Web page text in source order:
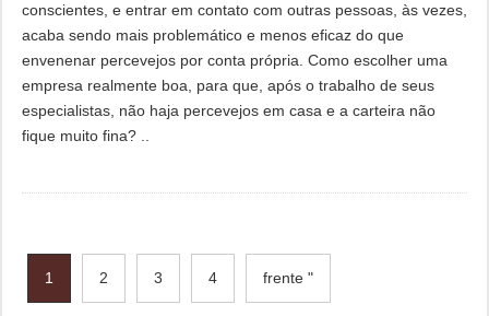
conscientes, e entrar em contato com outras pessoas, às vezes,
acaba sendo mais problemático e menos eficaz do que
envenenar percevejos por conta própria. Como escolher uma
empresa realmente boa, para que, após o trabalho de seus
especialistas, não haja percevejos em casa e a carteira não
fique muito fina? ..
1 2 3 4 frente "